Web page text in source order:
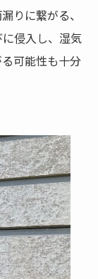
りに繋がる、
侵入し、湿気
可能性も十分